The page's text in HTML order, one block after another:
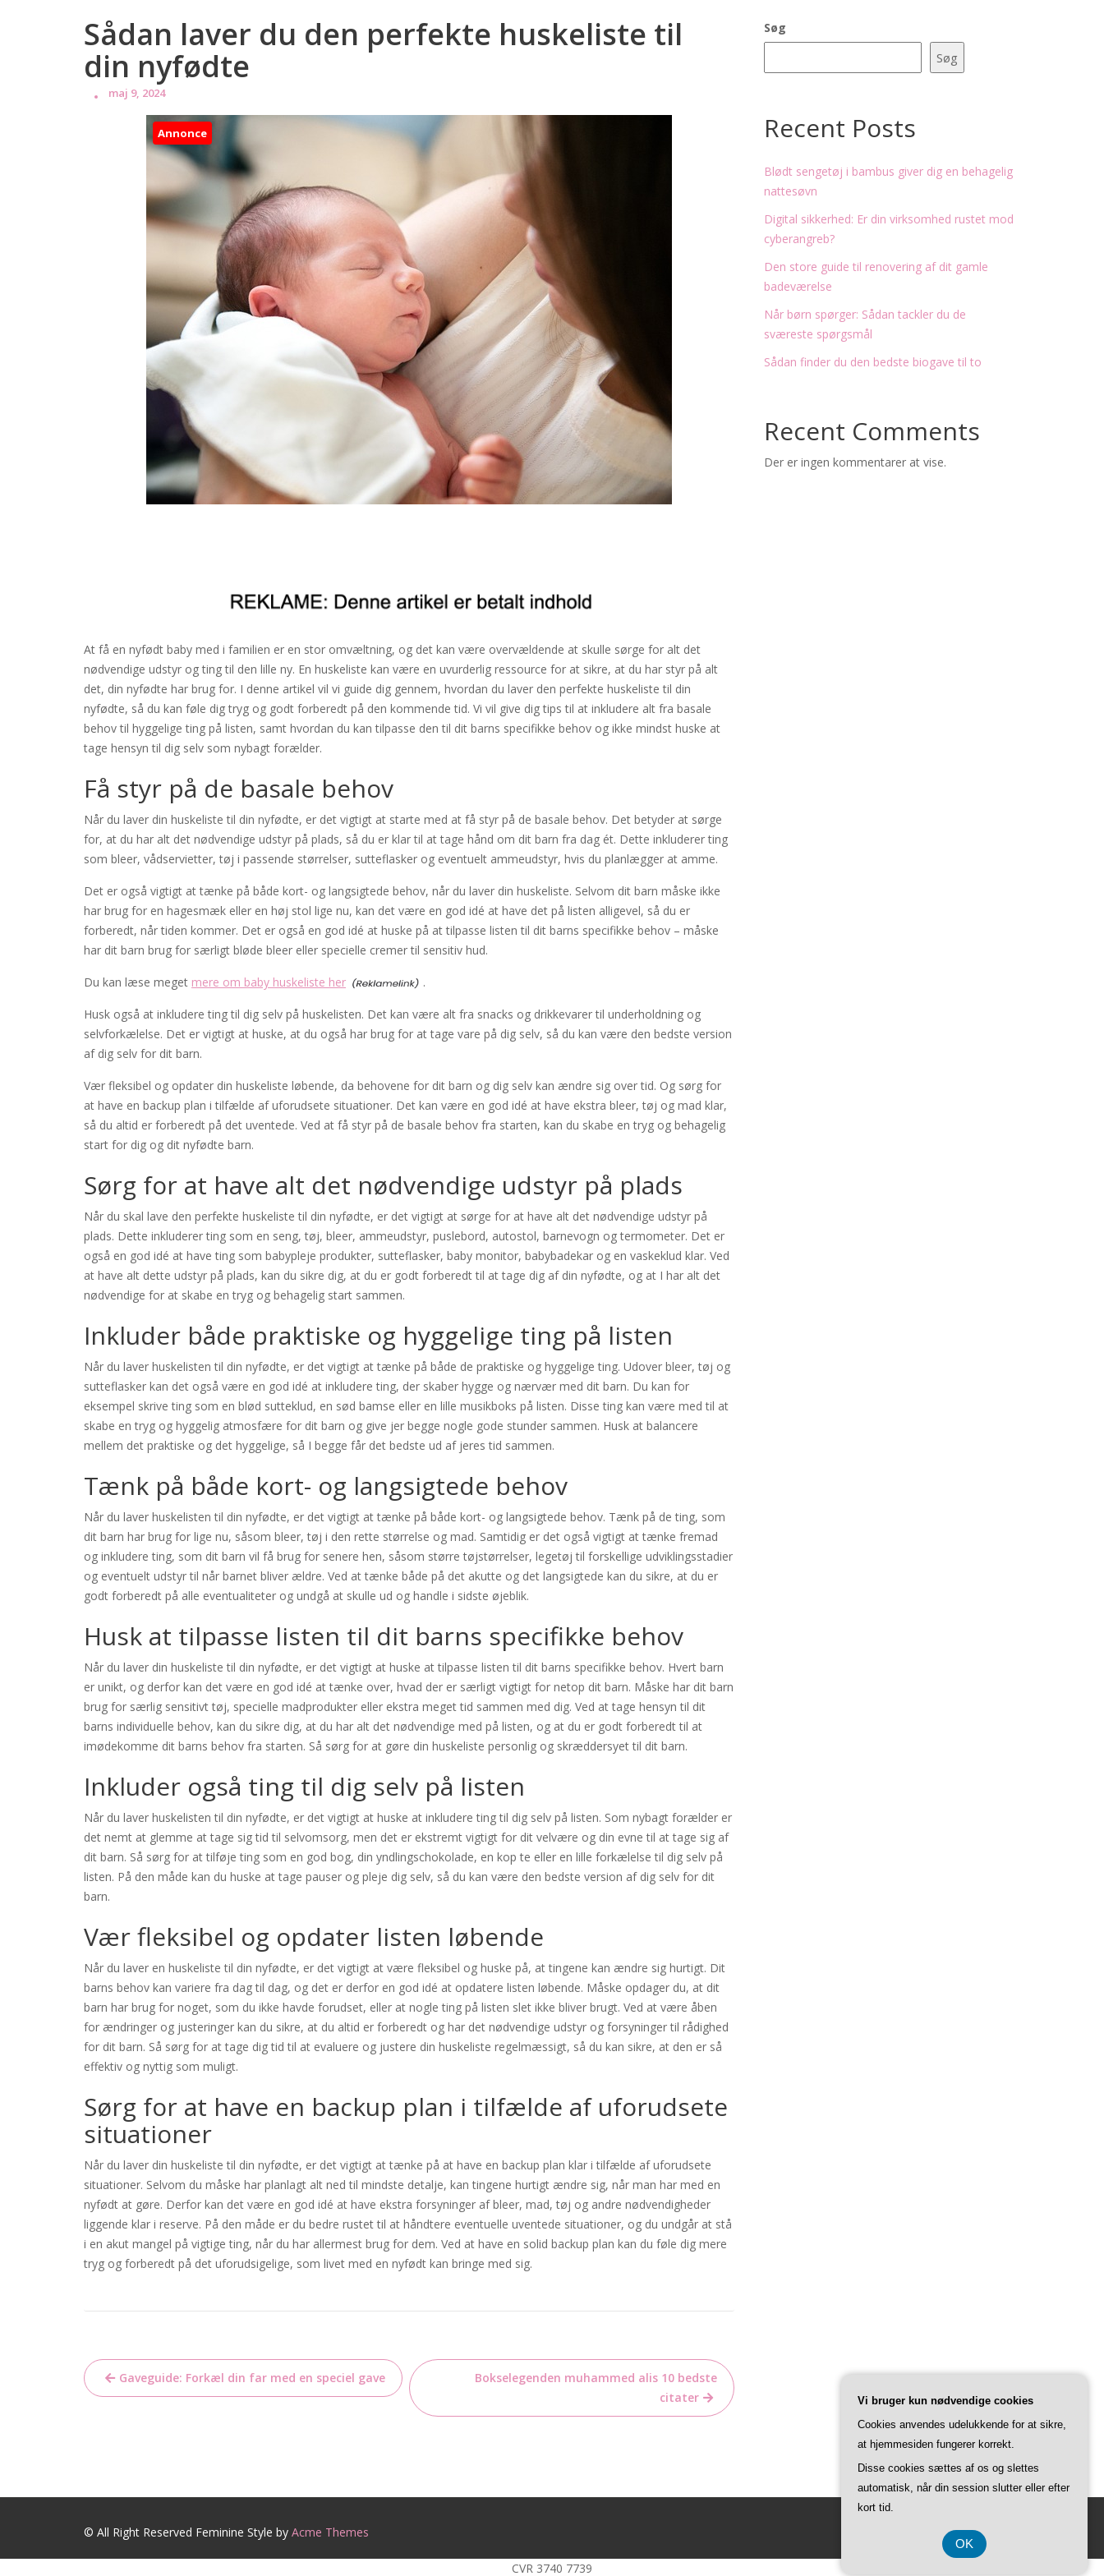
Sådan laver du den perfekte huskeliste til
din nyfødte
maj 9, 2024
Annonce
At få en nyfødt baby med i familien er en stor omvæltning, og det kan være overvældende at skulle sørge for alt det
nødvendige udstyr og ting til den lille ny. En huskeliste kan være en uvurderlig ressource for at sikre, at du har styr på alt
det, din nyfødte har brug for. I denne artikel vil vi guide dig gennem, hvordan du laver den perfekte huskeliste til din
nyfødte, så du kan føle dig tryg og godt forberedt på den kommende tid. Vi vil give dig tips til at inkludere alt fra basale
behov til hyggelige ting på listen, samt hvordan du kan tilpasse den til dit barns specifikke behov og ikke mindst huske at
tage hensyn til dig selv som nybagt forælder.
Få styr på de basale behov
Når du laver din huskeliste til din nyfødte, er det vigtigt at starte med at få styr på de basale behov. Det betyder at sørge
for, at du har alt det nødvendige udstyr på plads, så du er klar til at tage hånd om dit barn fra dag ét. Dette inkluderer ting
som bleer, vådservietter, tøj i passende størrelser, sutteflasker og eventuelt ammeudstyr, hvis du planlægger at amme.
Det er også vigtigt at tænke på både kort- og langsigtede behov, når du laver din huskeliste. Selvom dit barn måske ikke
har brug for en hagesmæk eller en høj stol lige nu, kan det være en god idé at have det på listen alligevel, så du er
forberedt, når tiden kommer. Det er også en god idé at huske på at tilpasse listen til dit barns specifikke behov – måske
har dit barn brug for særligt bløde bleer eller specielle cremer til sensitiv hud.
Du kan læse meget mere om baby huskeliste her .
Husk også at inkludere ting til dig selv på huskelisten. Det kan være alt fra snacks og drikkevarer til underholdning og
selvforkælelse. Det er vigtigt at huske, at du også har brug for at tage vare på dig selv, så du kan være den bedste version
af dig selv for dit barn.
Vær fleksibel og opdater din huskeliste løbende, da behovene for dit barn og dig selv kan ændre sig over tid. Og sørg for
at have en backup plan i tilfælde af uforudsete situationer. Det kan være en god idé at have ekstra bleer, tøj og mad klar,
så du altid er forberedt på det uventede. Ved at få styr på de basale behov fra starten, kan du skabe en tryg og behagelig
start for dig og dit nyfødte barn.
Sørg for at have alt det nødvendige udstyr på plads
Når du skal lave den perfekte huskeliste til din nyfødte, er det vigtigt at sørge for at have alt det nødvendige udstyr på
plads. Dette inkluderer ting som en seng, tøj, bleer, ammeudstyr, puslebord, autostol, barnevogn og termometer. Det er
også en god idé at have ting som babypleje produkter, sutteflasker, baby monitor, babybadekar og en vaskeklud klar. Ved
at have alt dette udstyr på plads, kan du sikre dig, at du er godt forberedt til at tage dig af din nyfødte, og at I har alt det
nødvendige for at skabe en tryg og behagelig start sammen.
Inkluder både praktiske og hyggelige ting på listen
Når du laver huskelisten til din nyfødte, er det vigtigt at tænke på både de praktiske og hyggelige ting. Udover bleer, tøj og
sutteflasker kan det også være en god idé at inkludere ting, der skaber hygge og nærvær med dit barn. Du kan for
eksempel skrive ting som en blød sutteklud, en sød bamse eller en lille musikboks på listen. Disse ting kan være med til at
skabe en tryg og hyggelig atmosfære for dit barn og give jer begge nogle gode stunder sammen. Husk at balancere
mellem det praktiske og det hyggelige, så I begge får det bedste ud af jeres tid sammen.
Tænk på både kort- og langsigtede behov
Når du laver huskelisten til din nyfødte, er det vigtigt at tænke på både kort- og langsigtede behov. Tænk på de ting, som
dit barn har brug for lige nu, såsom bleer, tøj i den rette størrelse og mad. Samtidig er det også vigtigt at tænke fremad
og inkludere ting, som dit barn vil få brug for senere hen, såsom større tøjstørrelser, legetøj til forskellige udviklingsstadier
og eventuelt udstyr til når barnet bliver ældre. Ved at tænke både på det akutte og det langsigtede kan du sikre, at du er
godt forberedt på alle eventualiteter og undgå at skulle ud og handle i sidste øjeblik.
Husk at tilpasse listen til dit barns specifikke behov
Når du laver din huskeliste til din nyfødte, er det vigtigt at huske at tilpasse listen til dit barns specifikke behov. Hvert barn
er unikt, og derfor kan det være en god idé at tænke over, hvad der er særligt vigtigt for netop dit barn. Måske har dit barn
brug for særlig sensitivt tøj, specielle madprodukter eller ekstra meget tid sammen med dig. Ved at tage hensyn til dit
barns individuelle behov, kan du sikre dig, at du har alt det nødvendige med på listen, og at du er godt forberedt til at
imødekomme dit barns behov fra starten. Så sørg for at gøre din huskeliste personlig og skræddersyet til dit barn.
Inkluder også ting til dig selv på listen
Når du laver huskelisten til din nyfødte, er det vigtigt at huske at inkludere ting til dig selv på listen. Som nybagt forælder er
det nemt at glemme at tage sig tid til selvomsorg, men det er ekstremt vigtigt for dit velvære og din evne til at tage sig af
dit barn. Så sørg for at tilføje ting som en god bog, din yndlingschokolade, en kop te eller en lille forkælelse til dig selv på
listen. På den måde kan du huske at tage pauser og pleje dig selv, så du kan være den bedste version af dig selv for dit
barn.
Vær fleksibel og opdater listen løbende
Når du laver en huskeliste til din nyfødte, er det vigtigt at være fleksibel og huske på, at tingene kan ændre sig hurtigt. Dit
barns behov kan variere fra dag til dag, og det er derfor en god idé at opdatere listen løbende. Måske opdager du, at dit
barn har brug for noget, som du ikke havde forudset, eller at nogle ting på listen slet ikke bliver brugt. Ved at være åben
for ændringer og justeringer kan du sikre, at du altid er forberedt og har det nødvendige udstyr og forsyninger til rådighed
for dit barn. Så sørg for at tage dig tid til at evaluere og justere din huskeliste regelmæssigt, så du kan sikre, at den er så
effektiv og nyttig som muligt.
Sørg for at have en backup plan i tilfælde af uforudsete
situationer
Når du laver din huskeliste til din nyfødte, er det vigtigt at tænke på at have en backup plan klar i tilfælde af uforudsete
situationer. Selvom du måske har planlagt alt ned til mindste detalje, kan tingene hurtigt ændre sig, når man har med en
nyfødt at gøre. Derfor kan det være en god idé at have ekstra forsyninger af bleer, mad, tøj og andre nødvendigheder
liggende klar i reserve. På den måde er du bedre rustet til at håndtere eventuelle uventede situationer, og du undgår at stå
i en akut mangel på vigtige ting, når du har allermest brug for dem. Ved at have en solid backup plan kan du føle dig mere
tryg og forberedt på det uforudsigelige, som livet med en nyfødt kan bringe med sig.
Indlægsnavigation
Gaveguide: Forkæl din far med en speciel gave
Bokselegenden muhammed alis 10 bedste
citater
Søg
Søg
Recent Posts
Blødt sengetøj i bambus giver dig en behagelig
nattesøvn
Digital sikkerhed: Er din virksomhed rustet mod
cyberangreb?
Den store guide til renovering af dit gamle
badeværelse
Når børn spørger: Sådan tackler du de
sværeste spørgsmål
Sådan finder du den bedste biogave til to
Recent Comments
Der er ingen kommentarer at vise.
© All Right Reserved Feminine Style by Acme Themes
CVR 3740 7739
Vi bruger kun nødvendige cookies
Cookies anvendes udelukkende for at sikre,
at hjemmesiden fungerer korrekt.
Disse cookies sættes af os og slettes
automatisk, når din session slutter eller efter
kort tid.
OK